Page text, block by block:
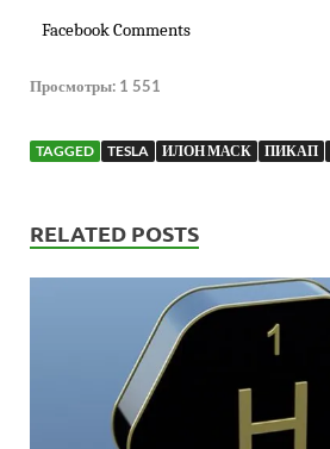
Facebook Comments
Просмотры: 1 551
TAGGED TESLA ИЛОН МАСК ПИКАП
RELATED POSTS